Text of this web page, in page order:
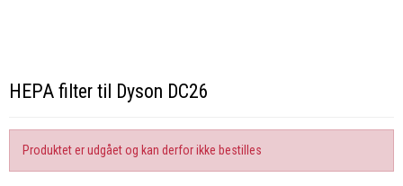
HEPA filter til Dyson DC26
Produktet er udgået og kan derfor ikke bestilles